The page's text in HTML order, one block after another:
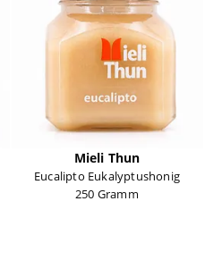
Mieli Thun
Eucalipto Eukalyptushonig
250 Gramm